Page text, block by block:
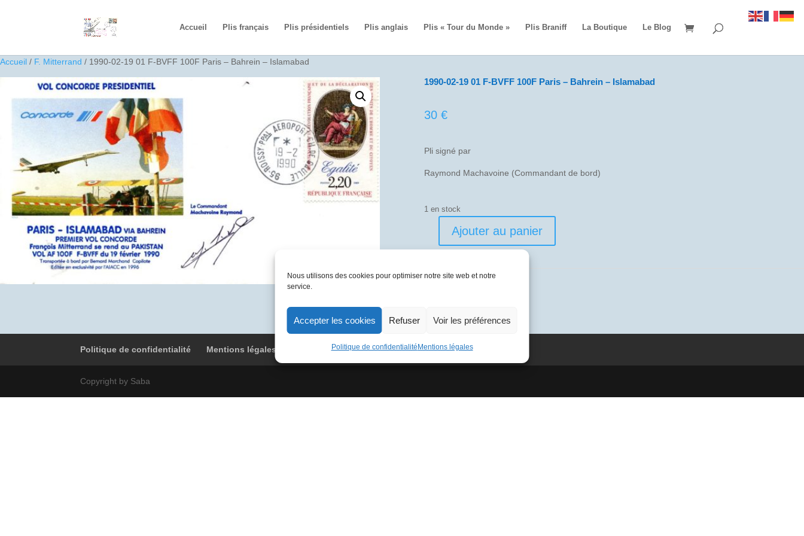
Nous utilisons des cookies pour optimiser notre site web et notre
service.
Accepter les cookies Refuser Voir les préférences
Politique de confidentialité Mentions légales
Accueil Plis français Plis présidentiels Plis anglais Plis « Tour du Monde » Plis Braniff La Boutique Le Blog
Accueil / F. Mitterrand / 1990-02-19 01 F-BVFF 100F Paris – Bahrein – Islamabad
1990-02-19 01 F-BVFF 100F Paris – Bahrein – Islamabad
30 €
Pli signé par
Raymond Machavoine (Commandant de bord)
1 en stock
quantité
de
02-
100F
Ajouter au panier
Catégorie :F. Mitterrand
Politique de confidentialité Mentions légales Conditions Générales de Vente
Copyright by Saba